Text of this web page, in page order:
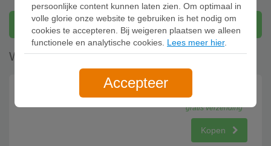
Bekijk bij Puma
Waar te koop (1)
gratis verzending
Kopen
persoonlijke content kunnen laten zien. Om optimaal in
volle glorie onze website te gebruiken is het nodig om
cookies te accepteren. Bij weigeren plaatsen we alleen
functionele en analytische cookies. Lees meer hier.
Accepteer